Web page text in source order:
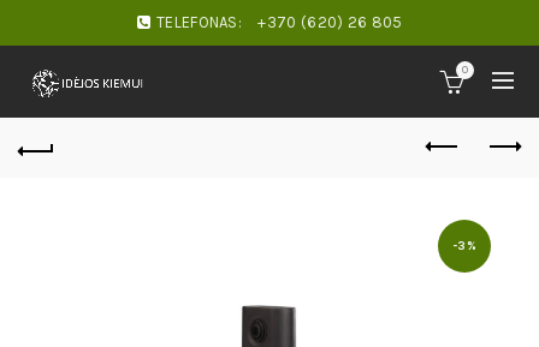
TELEFONAS: +370 (620) 26 805
0
-3%